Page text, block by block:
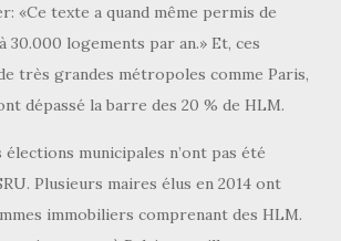
«Ce texte a quand même permis de
30.000 logements par an.» Et, ces
très grandes métropoles comme Paris,
dépassé la barre des 20 % de HLM.
municipales n’ont pas été
Plusieurs maires élus en 2014 ont
immobiliers comprenant des HLM.